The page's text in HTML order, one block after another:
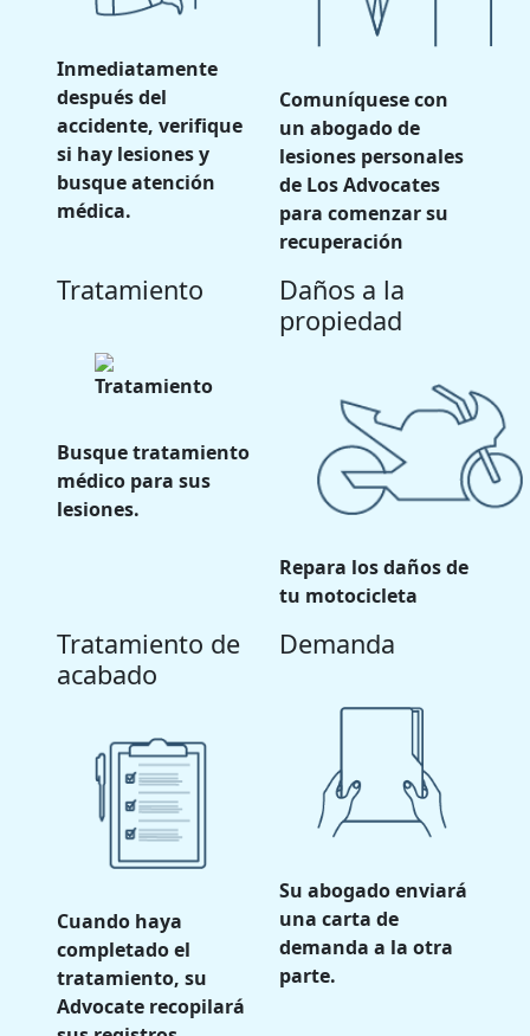
Inmediatamente
después del
accidente, verifique
si hay lesiones y
busque atención
médica.
Comuníquese con
un abogado de
lesiones personales
de Los Advocates
para comenzar su
recuperación
Tratamiento
Busque tratamiento
médico para sus
lesiones.
Daños a la
propiedad
Repara los daños de
tu motocicleta
Tratamiento de
acabado
Cuando haya
completado el
tratamiento, su
Advocate recopilará
Demanda
Su abogado enviará
una carta de
demanda a la otra
parte.